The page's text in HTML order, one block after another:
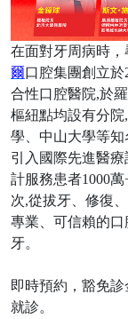
在面對牙周病時，
爾口腔集團創立於
合性口腔醫院,於
樞紐點均設有分
學、中山大學等
引入國際先進醫
計服務患者1000
次,從拔牙、修復
專業、可信賴的
牙。
即時預約，豁免診
就診。